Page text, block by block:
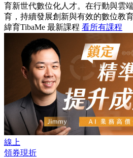
育新世代數位化人才。在行動與雲
育，持續發展創新與有效的數位教育
緯育TibaMe 最新課程 看所有課程
線上
領券現折